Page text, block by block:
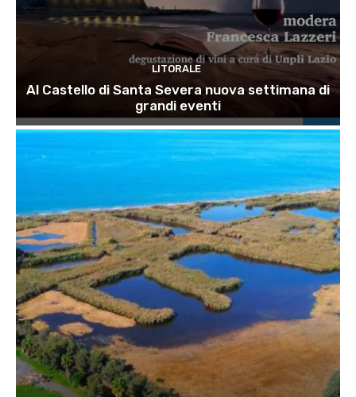
LITORALE
Al Castello di Santa Severa nuova settimana di
grandi eventi